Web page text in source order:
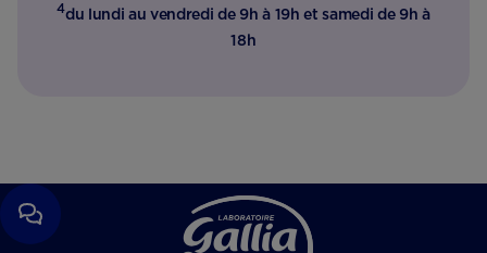
4du lundi au vendredi de 9h à 19h et samedi de 9h à
18h